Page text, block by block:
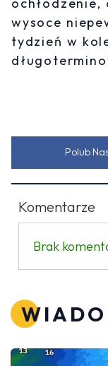
wysoce
tydzień w
Polub
Komentarze
Brak